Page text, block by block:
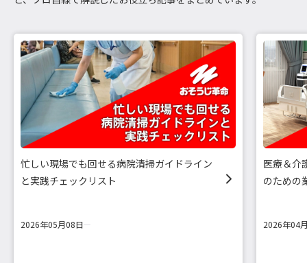
忙しい現場でも回せる病院清掃ガイドライン
と実践チェックリスト
2026年05月08日
医療＆介
のための
2026年04